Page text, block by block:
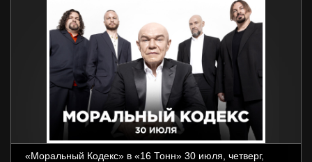
«Моральный Кодекс» в «16 Тонн» 30 июля, четверг,